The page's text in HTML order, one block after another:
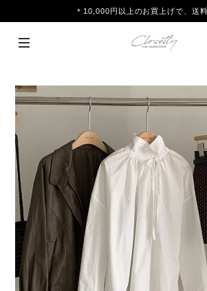
＊10,000円以上のお買上げで、送料